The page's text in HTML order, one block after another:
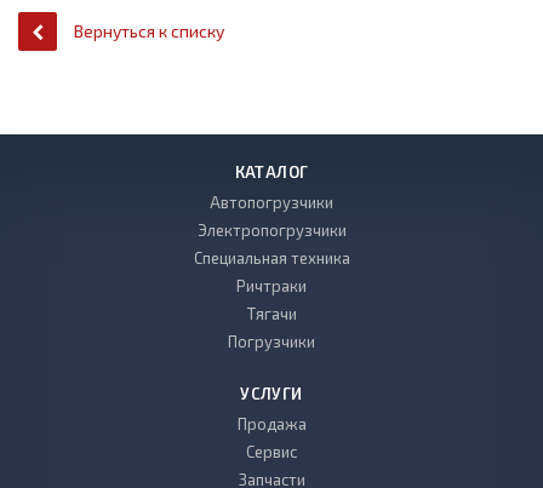
Вернуться к списку
КАТАЛОГ
Автопогрузчики
Электропогрузчики
Специальная техника
Ричтраки
Тягачи
Погрузчики
УСЛУГИ
Продажа
Сервис
Запчасти